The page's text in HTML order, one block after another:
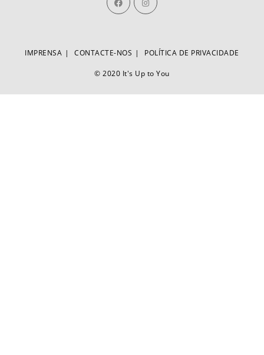
IMPRENSA CONTACTE-NOS POLÍTICA DE PRIVACIDADE
© 2020 It's Up to You